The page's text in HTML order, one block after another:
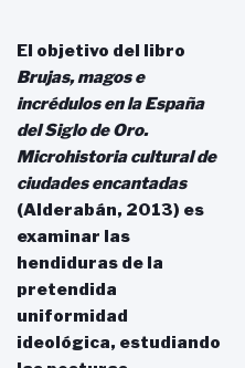
El objetivo del libro
Brujas, magos e
incrédulos en la España
del Siglo de Oro.
Microhistoria cultural de
ciudades encantadas
(Alderabán, 2013) es
examinar las
hendiduras de la
pretendida
uniformidad
ideológica, estudiando